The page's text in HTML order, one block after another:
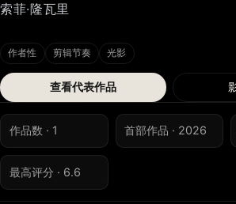
索菲·隆瓦里
作者性 剪辑节奏 光影
查看代表作品
作品数 · 1 首部作品 · 2026
最高评分 · 6.6